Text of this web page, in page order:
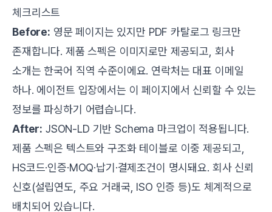
체크리스트
Before: 영문 페이지는 있지만 PDF 카탈로그 링크만
존재합니다. 제품 스펙은 이미지로만 제공되고, 회사
소개는 한국어 직역 수준이에요. 연락처는 대표 이메일
하나. 에이전트 입장에서는 이 페이지에서 신뢰할 수 있는
정보를 파싱하기 어렵습니다.
After: JSON-LD 기반 Schema 마크업이 적용됩니다.
제품 스펙은 텍스트와 구조화 테이블로 이중 제공되고,
HS코드·인증·MOQ·납기·결제조건이 명시돼요. 회사 신뢰
신호(설립연도, 주요 거래국, ISO 인증 등)도 체계적으로
배치되어 있습니다.